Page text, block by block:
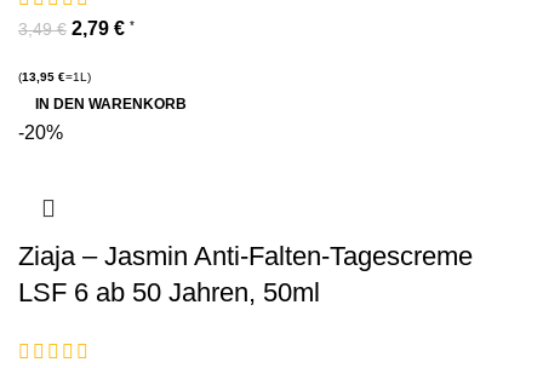
3,49€ 2,79 € *
(13,95 €=1L)
IN DEN WARENKORB
-20%
Ziaja – Jasmin Anti-Falten-Tagescreme
LSF 6 ab 50 Jahren, 50ml